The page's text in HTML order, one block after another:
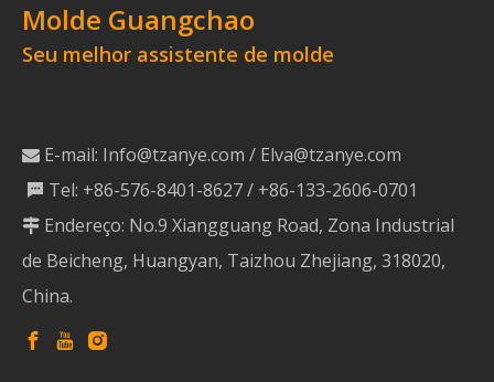
Molde Guangchao
Seu melhor assistente de molde
 E-mail: Info@tzanye.com / Elva@tzanye.com
 Tel: +86-576-8401-8627 / +86-133-2606-0701
 Endereço: No.9 Xiangguang Road, Zona Industrial
de Beicheng, Huangyan, Taizhou Zhejiang, 318020,
China.